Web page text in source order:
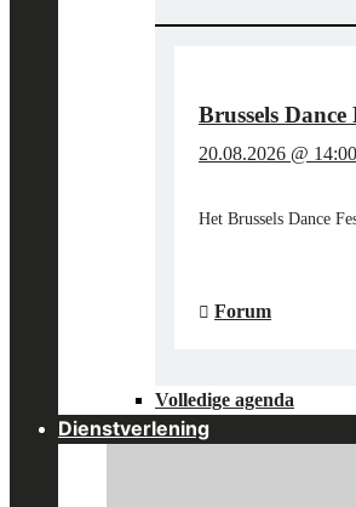
Brussels
20.08.2026 @ 14:00
Het Brussels Dance
Forum
Volledige agenda
Dienstverlening